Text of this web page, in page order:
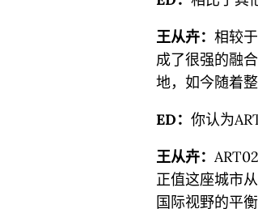
王从卉： 相较
成了很强的融
地，如今随着
ED： 你认为
王从卉：
正值这座城市
国际视野的平